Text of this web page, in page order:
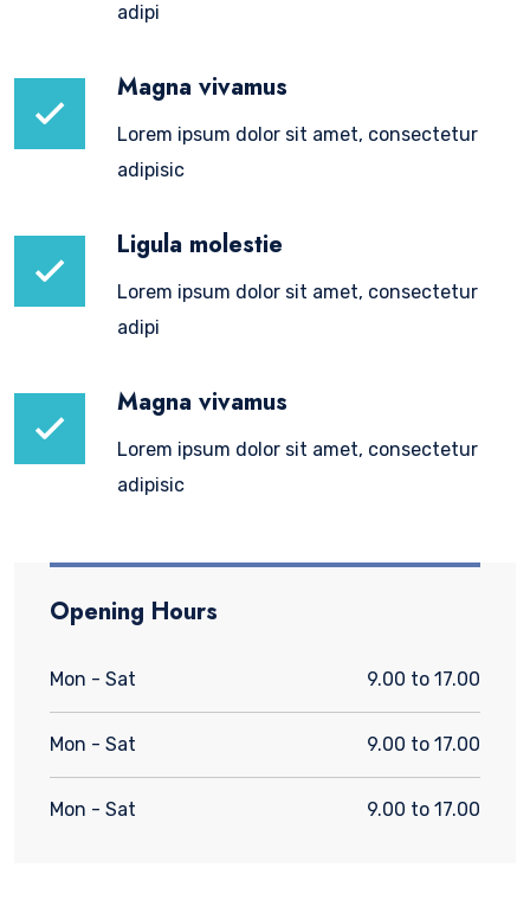
adipi
Magna vivamus
Lorem ipsum dolor sit amet, consectetur
adipisic
Ligula molestie
Lorem ipsum dolor sit amet, consectetur
adipi
Magna vivamus
Lorem ipsum dolor sit amet, consectetur
adipisic
Opening Hours
Mon - Sat 9.00 to 17.00
Mon - Sat 9.00 to 17.00
Mon - Sat 9.00 to 17.00